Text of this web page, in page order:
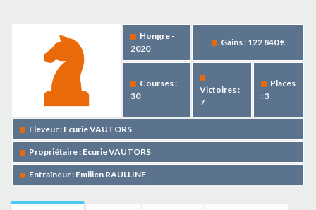
Hongre -
2020
Gains : 122 840 €
Courses :
30
Victoires :
7
Places
: 3
Eleveur : Ecurie VAUTORS
Propriétaire : Ecurie VAUTORS
Entraîneur : Emilien RAULLINE